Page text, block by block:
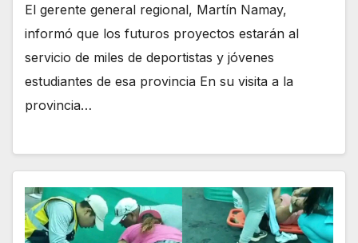
El gerente general regional, Martín Namay,
informó que los futuros proyectos estarán al
servicio de miles de deportistas y jóvenes
estudiantes de esa provincia En su visita a la
provincia…